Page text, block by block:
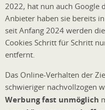
2022, hat nun auch Google
Anbieter haben sie bereits
seit Anfang 2024 werden
Cookies Schritt für Schritt
entfernt.
Das Online-Verhalten der
schwieriger nachvollzogen
Werbung fast unmöglich